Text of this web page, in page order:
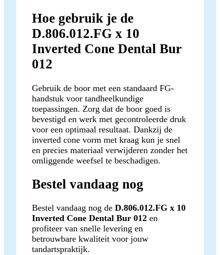
Hoe gebruik je de
D.806.012.FG x 10
Inverted Cone Dental Bur
012
Gebruik de boor met een standaard FG-
handstuk voor tandheelkundige
toepassingen. Zorg dat de boor goed is
bevestigd en werk met gecontroleerde druk
voor een optimaal resultaat. Dankzij de
inverted cone vorm met kraag kun je snel
en precies materiaal verwijderen zonder het
omliggende weefsel te beschadigen.
Bestel vandaag nog
Bestel vandaag nog de D.806.012.FG x 10
Inverted Cone Dental Bur 012 en
profiteer van snelle levering en
betrouwbare kwaliteit voor jouw
tandartspraktijk.